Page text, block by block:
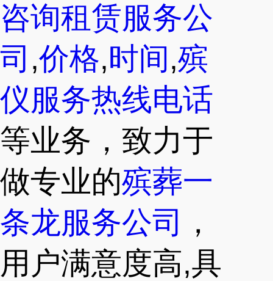
咨询租赁服务公
司 ,价格,时间 ,殡
仪服务热线电话
等业务，致力于
做专业的殡葬一
条龙服务公司
，
用户满意度高,具